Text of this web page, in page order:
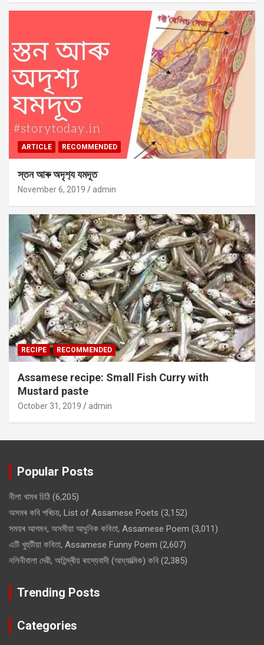
ARTICLE RECOMMENDED
স্তন আৰু অদৃশ‍্য যমদূত
November 6, 2019 admin
RECIPE RECOMMENDED
Assamese recipe: Small Fish Curry with
Mustard paste
October 31, 2019 admin
Popular Posts
নীলা খামৰ চিঠি (6,205)
অসমৰ কবি পৰিচয়, List of Assamese Poets (3,152)
সময়ৰ আগমন, অসমীয়া আধুনিক কবিতা, Assamese Poem (3,011)
এটি খুহুটীয়া কবিতা, Assamese Funny Poem (2,607)
নলিনীবালা দেৱী, অতিন্দ্ৰীয় ৰহস্যবাদী (আধ্যাত্মিক) কবি (2,385)
Trending Posts
Categories